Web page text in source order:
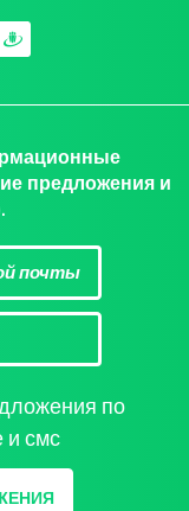
предложения и
по
и смс